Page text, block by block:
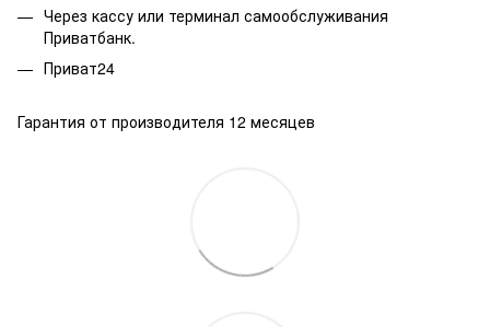
Через кассу или терминал самообслуживания
Приватбанк.
Приват24
Гарантия от производителя 12 месяцев